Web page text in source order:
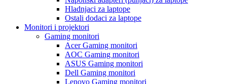
Hladnjaci za laptope
Ostali dodaci za laptope
Monitori i projektori
Gaming monitori
Acer Gaming monitori
AOC Gaming monitori
ASUS Gaming monitori
Dell Gaming monitori
Lenovo Gaming monitori